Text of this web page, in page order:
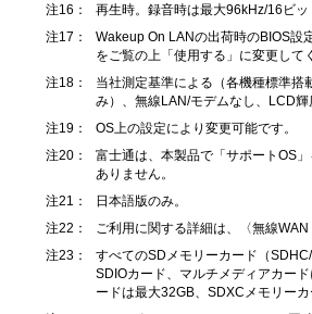
注16：
再生時。録音時は最大96kHz/16ビ
注17：
Wakeup On LANの出荷時のBIOS設
をご覧の上「使用する」に変更して
注18：
当社測定基準による（各機種標準
み）、無線LAN/モデムなし、LCD輝
注19：
OS上の設定により変更可能です。
注20：
富士通は、本製品で「サポートOS
ありません。
注21：
日本語版のみ。
注22：
ご利用に関する詳細は、〈無線
注23：
すべてのSDメモリーカード（
SDIOカード、マルチメディアカー
ードは最大32GB、SDXCメモリー